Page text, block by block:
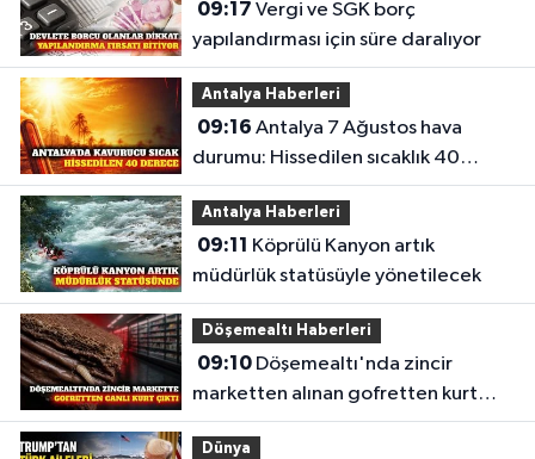
09:17
yapılandırması için süre daralıyor
Antalya Haberleri
09:16
durumu: Hissedilen sıcaklık 40
derece
Antalya Haberleri
09:11
müdürlük statüsüyle yönetilecek
Döşemealtı Haberleri
09:10Döşemealtı'nda zincir
marketten alınan gofretten kurt
çıktı
Dünya